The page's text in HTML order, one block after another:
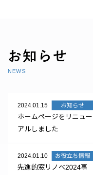
お知らせ
NEWS
2024.01.15
ホームページをリニュー
アルしました
お知らせ
2024.01.10
先進的窓リノベ2024事
お役立ち情報